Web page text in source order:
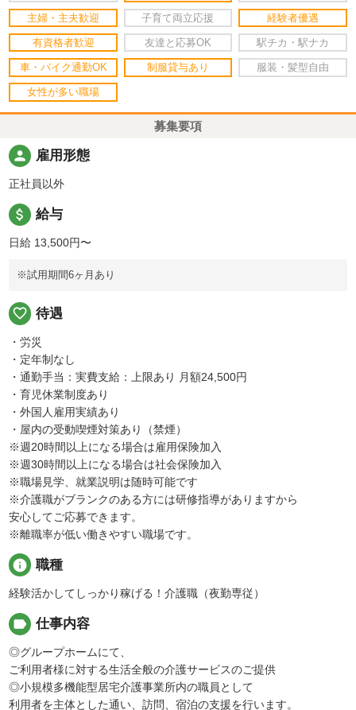
主婦・主夫歓迎 子育て両立応援 経験者優遇
有資格者歓迎 友達と応募OK 駅チカ・駅ナカ
車・バイク通勤OK 制服貸与あり 服装・髪型自由
女性が多い職場
募集要項
person 雇用形態
正社員以外
attach_money 給与
日給 13,500円〜
※試用期間6ヶ月あり
favorite_border 待遇
・労災
・定年制なし
・通勤手当：実費支給：上限あり 月額24,500円
・育児休業制度あり
・外国人雇用実績あり
・屋内の受動喫煙対策あり（禁煙）
※週20時間以上になる場合は雇用保険加入
※週30時間以上になる場合は社会保険加入
※職場見学、就業説明は随時可能です
※介護職がブランクのある方には研修指導がありますから
安心してご応募できます。
※離職率が低い働きやすい職場です。
info 職種
経験活かしてしっかり稼げる！介護職（夜勤専従）
label 仕事内容
◎グループホームにて、
ご利用者様に対する生活全般の介護サービスのご提供
◎小規模多機能型居宅介護事業所内の職員として
利用者を主体とした通い、訪問、宿泊の支援を行います。